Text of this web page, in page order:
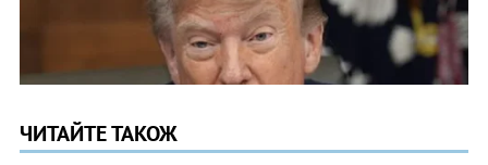
ЧИТАЙТЕ ТАКОЖ